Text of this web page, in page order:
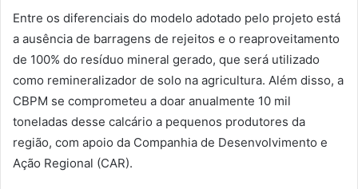
Entre os diferenciais do modelo adotado pelo projeto está
a ausência de barragens de rejeitos e o reaproveitamento
de 100% do resíduo mineral gerado, que será utilizado
como remineralizador de solo na agricultura. Além disso, a
CBPM se comprometeu a doar anualmente 10 mil
toneladas desse calcário a pequenos produtores da
região, com apoio da Companhia de Desenvolvimento e
Ação Regional (CAR).